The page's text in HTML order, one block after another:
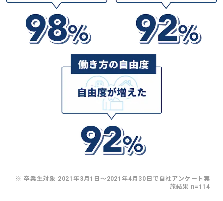
※ 卒業生対象 2021年3月1日〜2021年4月30日で自社アンケート実
施結果 n=114